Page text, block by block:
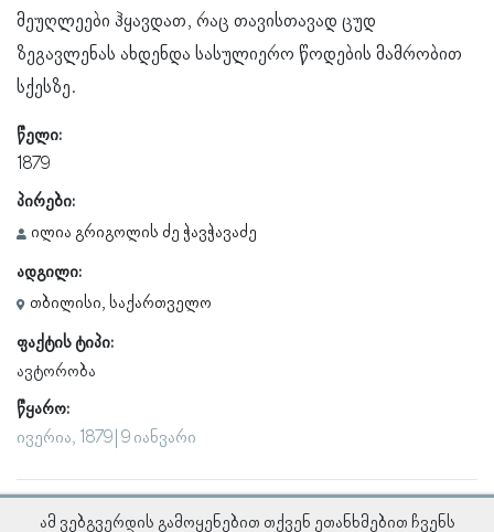
მეუღლეები ჰყავდათ, რაც თავისთავად ცუდ
ზეგავლენას ახდენდა სასულიერო წოდების მამრობით
სქესზე.
წელი:
1879
პირები:
ილია გრიგოლის ძე ჭავჭავაძე
ადგილი:
თბილისი, საქართველო
ფაქტის ტიპი:
ავტორობა
წყარო:
ივერია, 1879 | 9 იანვარი
ამ ვებგვერდის გამოყენებით თქვენ ეთანხმებით ჩვენს